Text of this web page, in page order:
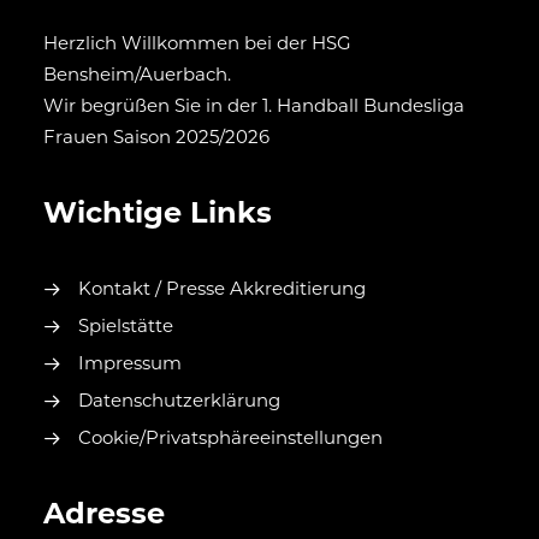
Herzlich Willkommen bei der HSG
Bensheim/Auerbach.
Wir begrüßen Sie in der 1. Handball Bundesliga
Frauen Saison 2025/2026
Wichtige Links
Kontakt / Presse Akkreditierung
Spielstätte
Impressum
Datenschutzerklärung
Cookie/Privatsphäreeinstellungen
Adresse